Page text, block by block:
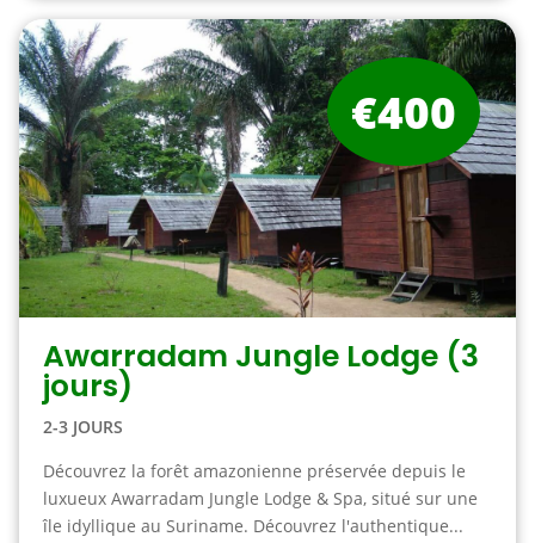
Awarradam Jungle Lodge (3
jours)
2-3 JOURS
Découvrez la forêt amazonienne préservée depuis le
luxueux Awarradam Jungle Lodge & Spa, situé sur une
île idyllique au Suriname. Découvrez l'authentique...
€400